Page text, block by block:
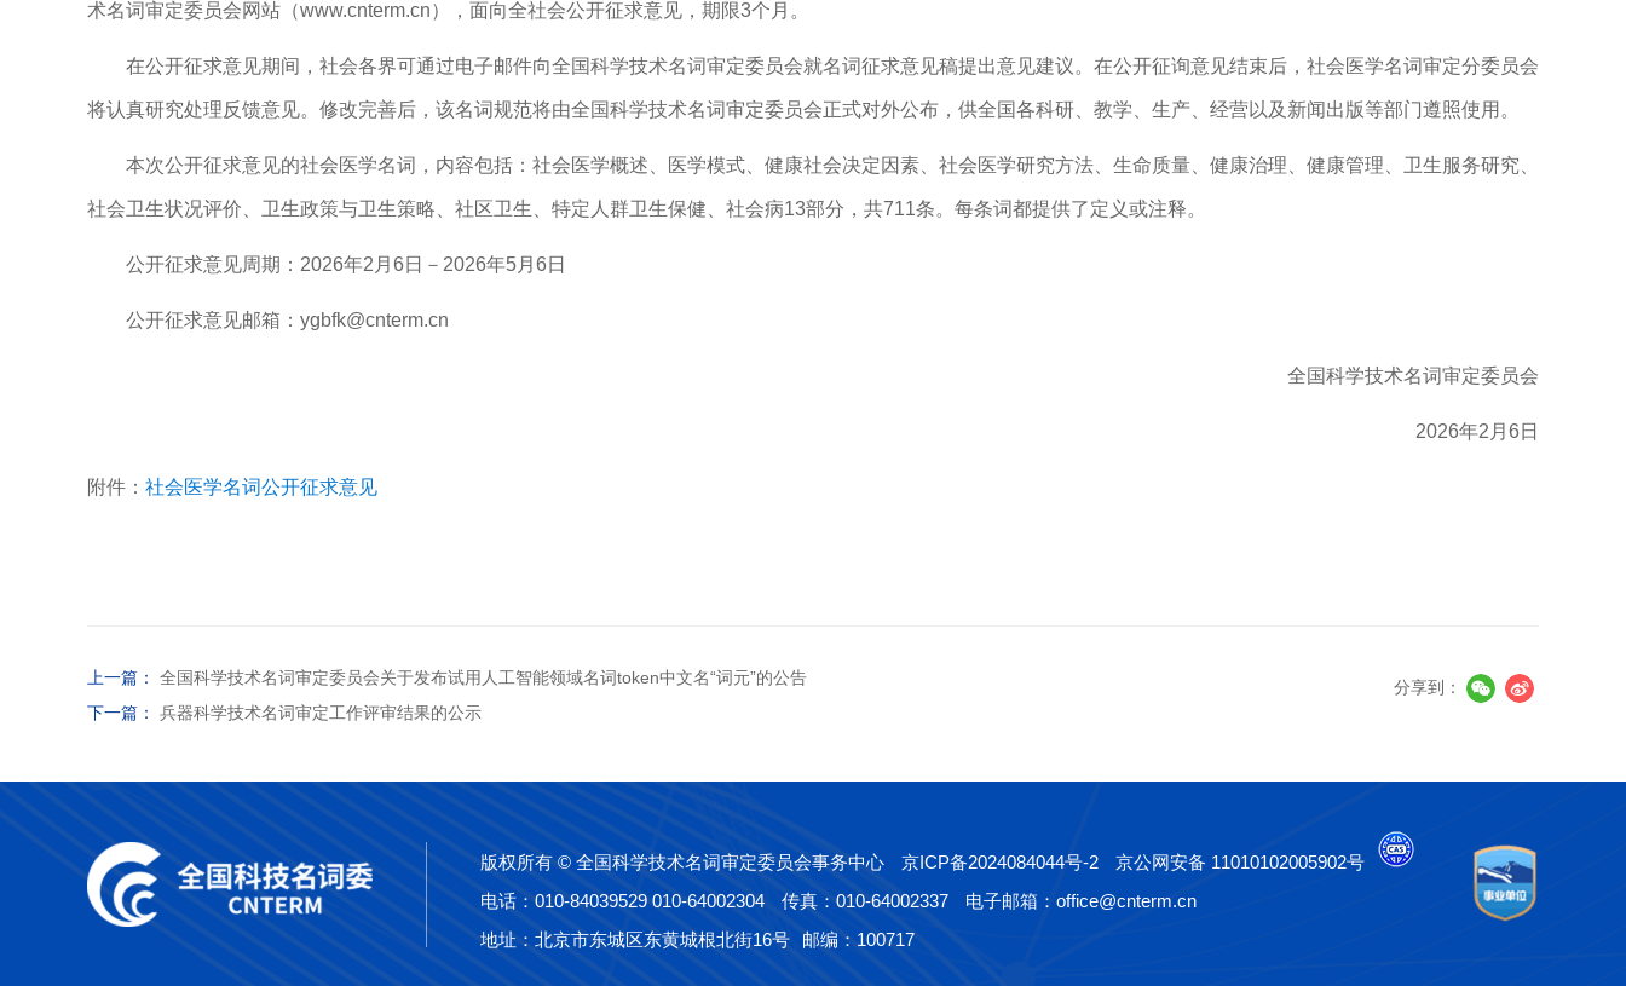
术名词审定委员会网站（www.cnterm.cn），面向全社会公开征求意见，期限3个月。
在公开征求意见期间，社会各界可通过电子邮件向全国科学技术名词审定委员会就名词征求意见稿提出意见建议。在公开征询意见结束后，社会医学名词审定分委员会
将认真研究处理反馈意见。修改完善后，该名词规范将由全国科学技术名词审定委员会正式对外公布，供全国各科研、教学、生产、经营以及新闻出版等部门遵照使用。
本次公开征求意见的社会医学名词，内容包括：社会医学概述、医学模式、健康社会决定因素、社会医学研究方法、生命质量、健康治理、健康管理、卫生服务研究、
社会卫生状况评价、卫生政策与卫生策略、社区卫生、特定人群卫生保健、社会病13部分，共711条。每条词都提供了定义或注释。
公开征求意见周期：2026年2月6日－2026年5月6日
公开征求意见邮箱：ygbfk@cnterm.cn
全国科学技术名词审定委员会
2026年2月6日
附件： 社会医学名词公开征求意见
上一篇：
全国科学技术名词审定委员会关于发布试用人工智能领域名词token中文名“词元”的公告
下一篇：
兵器科学技术名词审定工作评审结果的公示
分享到：
版权所有 © 全国科学技术名词审定委员会事务中心 京ICP备2024084044号-2
京公网安备 11010102005902号
电话：010-84039529 010-64002304
传真：010-64002337
电子邮箱：office@cnterm.cn
地址：北京市东城区东黄城根北街16号
邮编：100717